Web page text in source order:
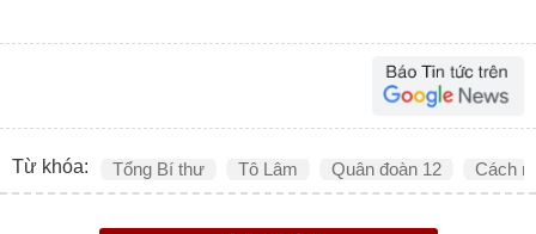
Từ khóa: Tổng Bí thư Tô Lâm Quân đoàn 12 Cách